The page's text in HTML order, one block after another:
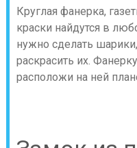
Круглая фанерка,
краски найдутся в
нужно сделать
раскрасить их.
расположи на ней